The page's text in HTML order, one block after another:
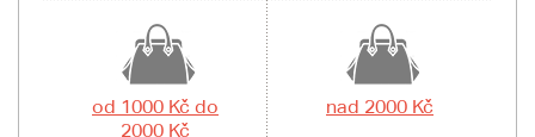
od 1000 Kč do
2000 Kč
nad 2000 Kč